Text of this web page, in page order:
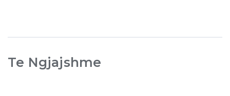
Te Ngjajshme